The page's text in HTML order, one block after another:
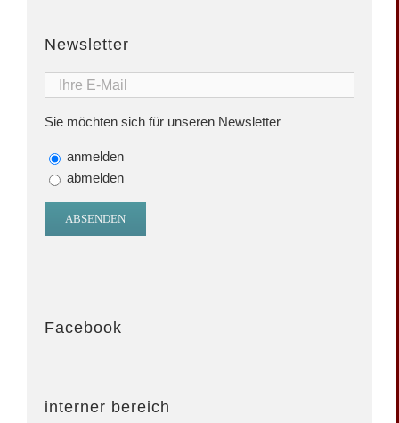
Newsletter
Sie möchten sich für unseren Newsletter
anmelden
abmelden
Facebook
interner bereich